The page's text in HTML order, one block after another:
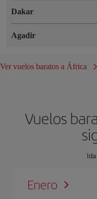
Dakar
Agadir
Ver vuelos baratos a África
Vuelos
Enero